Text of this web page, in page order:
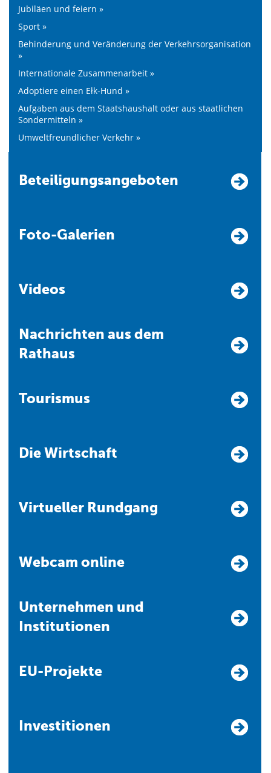
Jubiläen und feiern »
Sport »
Behinderung und Veränderung der Verkehrsorganisation
»
Internationale Zusammenarbeit »
Adoptiere einen Ełk-Hund »
Aufgaben aus dem Staatshaushalt oder aus staatlichen
Sondermitteln »
Umweltfreundlicher Verkehr »
Beteiligungsangeboten
Foto-Galerien
Videos
Nachrichten aus dem
Rathaus
Tourismus
Die Wirtschaft
Virtueller Rundgang
Webcam online
Unternehmen und
Institutionen
EU-Projekte
Investitionen